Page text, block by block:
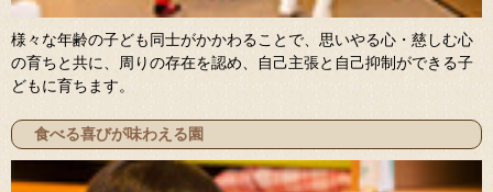
様々な年齢の子ども同士がかかわることで、思いやる心・慈しむ心
の育ちと共に、周りの存在を認め、自己主張と自己抑制ができる子
どもに育ちます。
食べる喜びが味わえる園